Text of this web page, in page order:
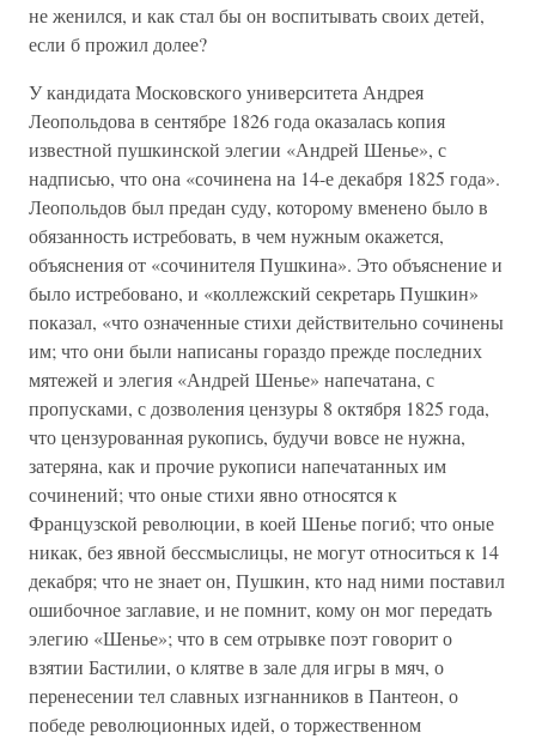
не женился, и как стал бы он воспитывать своих детей,
если б прожил долее?
У кандидата Московского университета Андрея
Леопольдова в сентябре 1826 года оказалась копия
известной пушкинской элегии «Андрей Шенье», с
надписью, что она «сочинена на 14-е декабря 1825 года».
Леопольдов был предан суду, которому вменено было в
обязанность истребовать, в чем нужным окажется,
объяснения от «сочинителя Пушкина». Это объяснение и
было истребовано, и «коллежский секретарь Пушкин»
показал, «что означенные стихи действительно сочинены
им; что они были написаны гораздо прежде последних
мятежей и элегия «Андрей Шенье» напечатана, с
пропусками, с дозволения цензуры 8 октября 1825 года,
что цензурованная рукопись, будучи вовсе не нужна,
затеряна, как и прочие рукописи напечатанных им
сочинений; что оные стихи явно относятся к
Французской революции, в коей Шенье погиб; что оные
никак, без явной бессмыслицы, не могут относиться к 14
декабря; что не знает он, Пушкин, кто над ними поставил
ошибочное заглавие, и не помнит, кому он мог передать
элегию «Шенье»; что в сем отрывке поэт говорит о
взятии Бастилии, о клятве в зале для игры в мяч, о
перенесении тел славных изгнанников в Пантеон, о
победе революционных идей, о торжественном